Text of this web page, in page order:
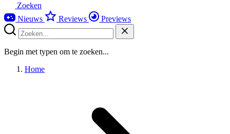
Zoeken
Nieuws
Reviews Previews
Begin met typen om te zoeken...
Home